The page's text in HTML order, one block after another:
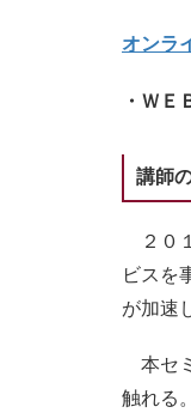
オンラ
・ＷＥ
講師
２０
ビスを
が加速
本セ
触れる